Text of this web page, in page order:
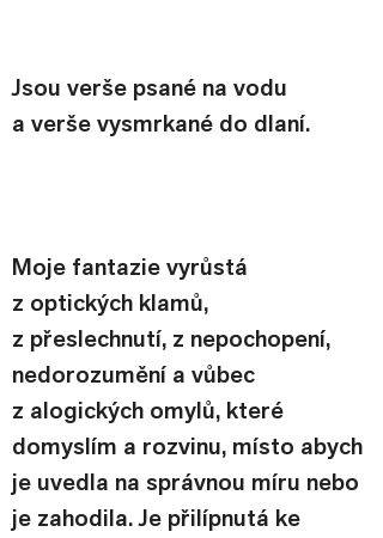
Jsou verše psané na vodu
a verše vysmrkané do dlaní.
Moje fantazie vyrůstá
z optických klamů,
z přeslechnutí, z nepochopení,
nedorozumění a vůbec
z alogických omylů, které
domyslím a rozvinu, místo abych
je uvedla na správnou míru nebo
je zahodila. Je přilípnutá ke